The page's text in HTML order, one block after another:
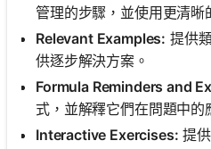
管理的步驟，並使用更清晰
Relevant Examples: 提供
供逐步解決方案。
Formula Reminders and
式，並解釋它們在問題中的
Interactive Exercises: 提